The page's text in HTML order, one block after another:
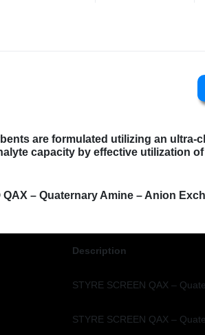
are formulated utilizing an
capacity by effective utilization
QAX – Quaternary Amine – Anion
Description
STYRE SCREEN QAX –
STYRE SCREEN QAX –